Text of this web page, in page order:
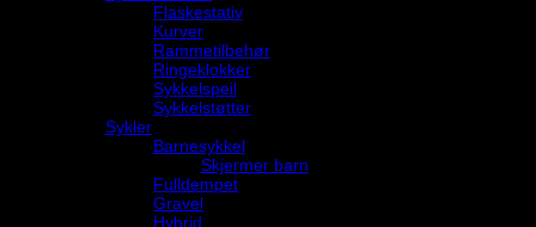
Flaskestativ
Kurver
Rammetilbehør
Ringeklokker
Sykkelspeil
Sykkelstøtter
Sykler
Barnesykkel
Skjermer barn
Fulldempet
Gravel
Hybrid